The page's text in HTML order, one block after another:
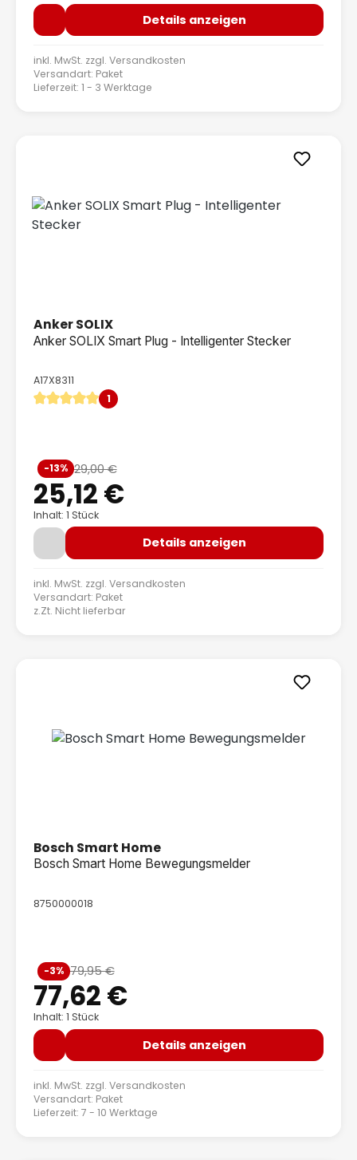
Details anzeigen
inkl. MwSt. zzgl. Versandkosten
Versandart: Paket
Lieferzeit: 1 - 3 Werktage
Anker SOLIX
Anker SOLIX Smart Plug - Intelligenter Stecker
A17X8311
Durchschnittliche Bewertung von 5 von 5 Sternen
1
Verkaufspreis:
25,12 €
Regulärer Preis:
29,00 €
-13%
Inhalt: 1 Stück
Details anzeigen
inkl. MwSt. zzgl. Versandkosten
Versandart: Paket
z.Zt. Nicht lieferbar
Bosch Smart Home
Bosch Smart Home Bewegungsmelder
8750000018
Verkaufspreis:
77,62 €
Regulärer Preis:
79,95 €
-3%
Inhalt: 1 Stück
Details anzeigen
inkl. MwSt. zzgl. Versandkosten
Versandart: Paket
Lieferzeit: 7 - 10 Werktage